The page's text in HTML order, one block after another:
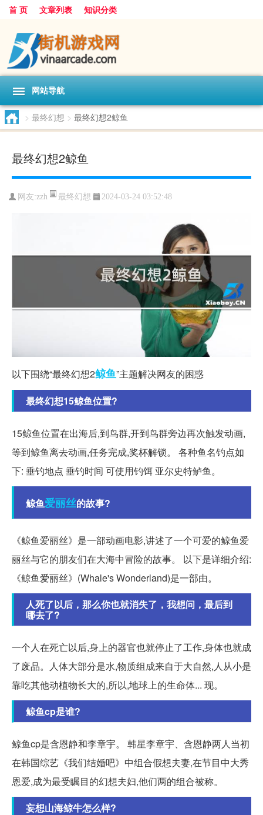
首 页 文章列表 知识分类
网站导航
> 最终幻想 > 最终幻想2鲸鱼
最终幻想2鲸鱼
网友:zzh 最终幻想 2024-03-24 03:52:48
以下围绕“最终幻想2鲸鱼”主题解决网友的困惑
最终幻想15鲸鱼位置?
15鲸鱼位置在出海后,到鸟群,开到鸟群旁边再次触发动画,
等到鲸鱼离去动画,任务完成,奖杯解锁。 各种鱼名钓点如
下: 垂钓地点 垂钓时间 可使用钓饵 亚尔史特鲈鱼。
鲸鱼爱丽丝的故事?
《鲸鱼爱丽丝》是一部动画电影,讲述了一个可爱的鲸鱼爱
丽丝与它的朋友们在大海中冒险的故事。 以下是详细介绍:
《鲸鱼爱丽丝》(Whale's Wonderland)是一部由。
人死了以后，那么你也就消失了，我想问，最后到
哪去了?
一个人在死亡以后,身上的器官也就停止了工作,身体也就成
了废品。人体大部分是水,物质组成来自于大自然,人从小是
靠吃其他动植物长大的,所以,地球上的生命体... 现。
鲸鱼cp是谁?
鲸鱼cp是含恩静和李章宇。 韩星李章宇、含恩静两人当初
在韩国综艺《我们结婚吧》中组合假想夫妻,在节目中大秀
恩爱,成为最受瞩目的幻想夫妇,他们两的组合被称。
妄想山海鲸牛怎么样?